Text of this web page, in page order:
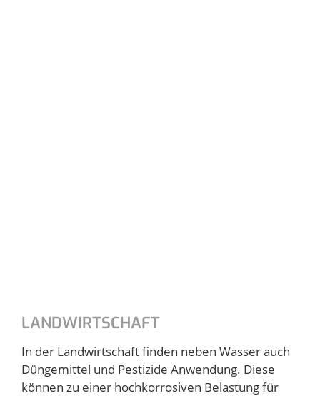
LANDWIRTSCHAFT
In der Landwirtschaftfinden neben Wasser auch
Düngemittel und Pestizide Anwendung. Diese
können zu einer hochkorrosiven Belastung für